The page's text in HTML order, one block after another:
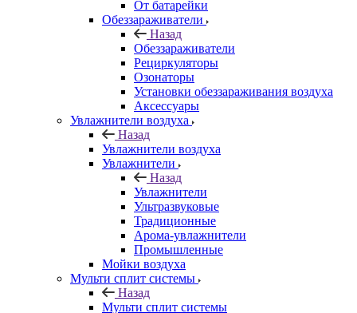
От батарейки
Обеззараживатели
Назад
Обеззараживатели
Рециркуляторы
Озонаторы
Установки обеззараживания воздуха
Аксессуары
Увлажнители воздуха
Назад
Увлажнители воздуха
Увлажнители
Назад
Увлажнители
Ультразвуковые
Традиционные
Арома-увлажнители
Промышленные
Мойки воздуха
Мульти сплит системы
Назад
Мульти сплит системы